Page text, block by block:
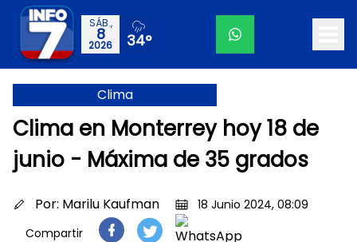
SÁB.,
8
2026 34°
Clima
Clima en Monterrey hoy 18 de
junio - Máxima de 35 grados
Por: Marilu Kaufman
18 Junio 2024, 08:09
Compartir